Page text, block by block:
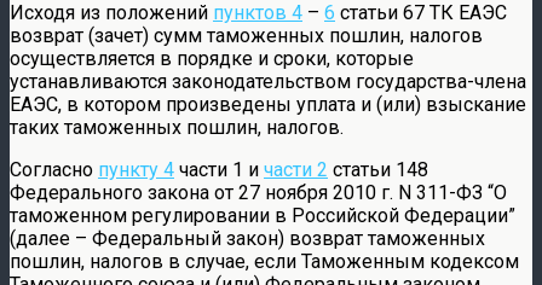
Исходя из положений пунктов 4 – 6 статьи 67 ТК ЕАЭС
возврат (зачет) сумм таможенных пошлин, налогов
осуществляется в порядке и сроки, которые
устанавливаются законодательством государства-члена
ЕАЭС, в котором произведены уплата и (или) взыскание
таких таможенных пошлин, налогов.
Согласно пункту 4 части 1 и части 2 статьи 148
Федерального закона от 27 ноября 2010 г. N 311-ФЗ “О
таможенном регулировании в Российской Федерации”
(далее – Федеральный закон) возврат таможенных
пошлин, налогов в случае, если Таможенным кодексом